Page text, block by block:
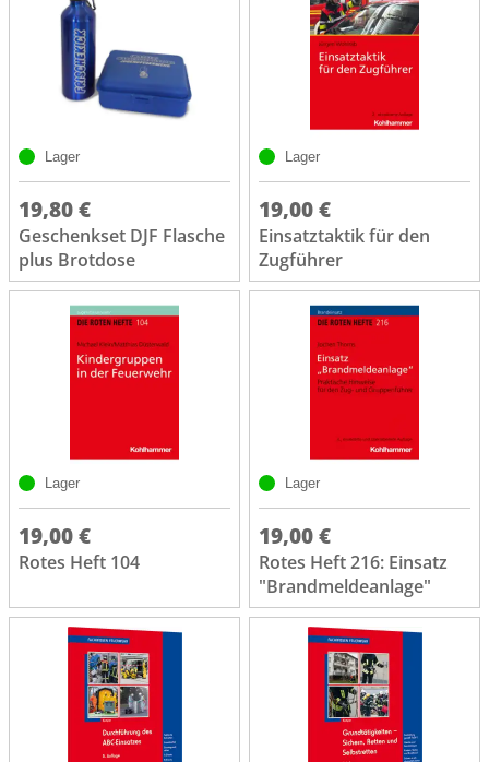
Lager
19,80 €
Geschenkset DJF Flasche
plus Brotdose
Lager
19,00 €
Einsatztaktik für den
Zugführer
Lager
19,00 €
Rotes Heft 104
Lager
19,00 €
Rotes Heft 216: Einsatz
"Brandmeldeanlage"